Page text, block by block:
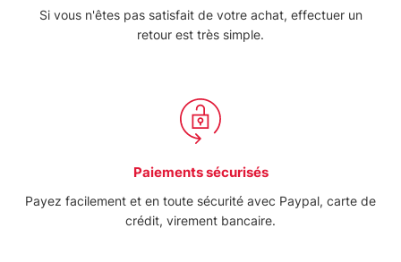
Si vous n'êtes pas satisfait de votre achat, effectuer un
retour est très simple.
Paiements sécurisés
Payez facilement et en toute sécurité avec Paypal, carte de
crédit, virement bancaire.